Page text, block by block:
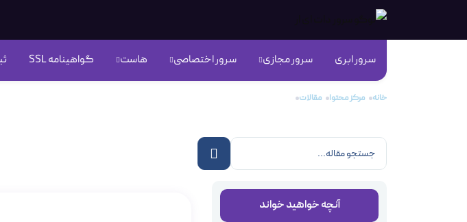
سرور ابری سرور مجازی سرور اختصاصی هاست گواهینامه SSL
خانه مرکز محتوا مقالات
آنچه خواهید خواند